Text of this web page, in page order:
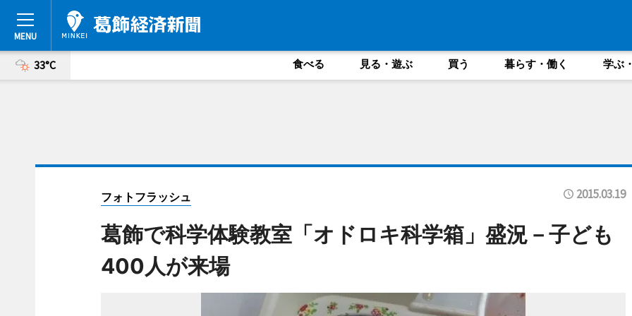
33°C 食べる 見る・遊ぶ 買う 暮らす・働く 学ぶ
フォトフラッシュ 2015.03.19
葛飾で科学体験教室「オドロキ科学箱」盛況－子ども
400人が来場